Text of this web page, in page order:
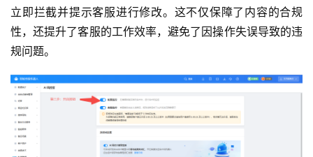
立即拦截并提示客服进行修改。这不仅保障了内容的合规
性，还提升了客服的工作效率，避免了因操作失误导致的违
规问题。